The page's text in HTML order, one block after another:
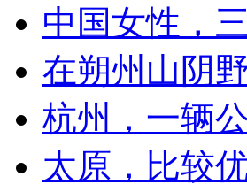
中国女性，
在朔州山阴
杭州，一辆
太原，比较